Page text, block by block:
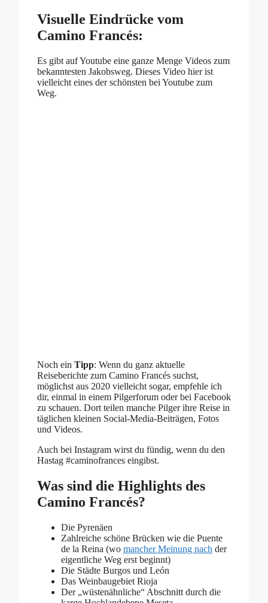
Visuelle Eindrücke vom
Camino Francés:
Es gibt auf Youtube eine ganze Menge Videos zum
bekanntesten Jakobsweg. Dieses Video hier ist
vielleicht eines der schönsten bei Youtube zum
Weg.
Noch ein Tipp: Wenn du ganz aktuelle
Reiseberichte zum Camino Francés suchst,
möglichst aus 2020 vielleicht sogar, empfehle ich
dir, einmal in einem Pilgerforum oder bei Facebook
zu schauen. Dort teilen manche Pilger ihre Reise in
täglichen kleinen Social-Media-Beiträgen, Fotos
und Videos.
Auch bei Instagram wirst du fündig, wenn du den
Hastag #caminofrances eingibst.
Was sind die Highlights des
Camino Francés?
Die Pyrenäen
Zahlreiche schöne Brücken wie die Puente
de la Reina (wo mancher Meinung nach der
eigentliche Weg erst beginnt)
Die Städte Burgos und León
Das Weinbaugebiet Rioja
Der „wüstenähnliche“ Abschnitt durch die